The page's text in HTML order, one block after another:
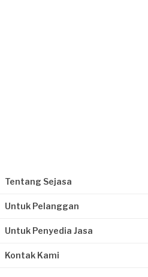
Tentang Sejasa
Untuk Pelanggan
Untuk Penyedia Jasa
Kontak Kami